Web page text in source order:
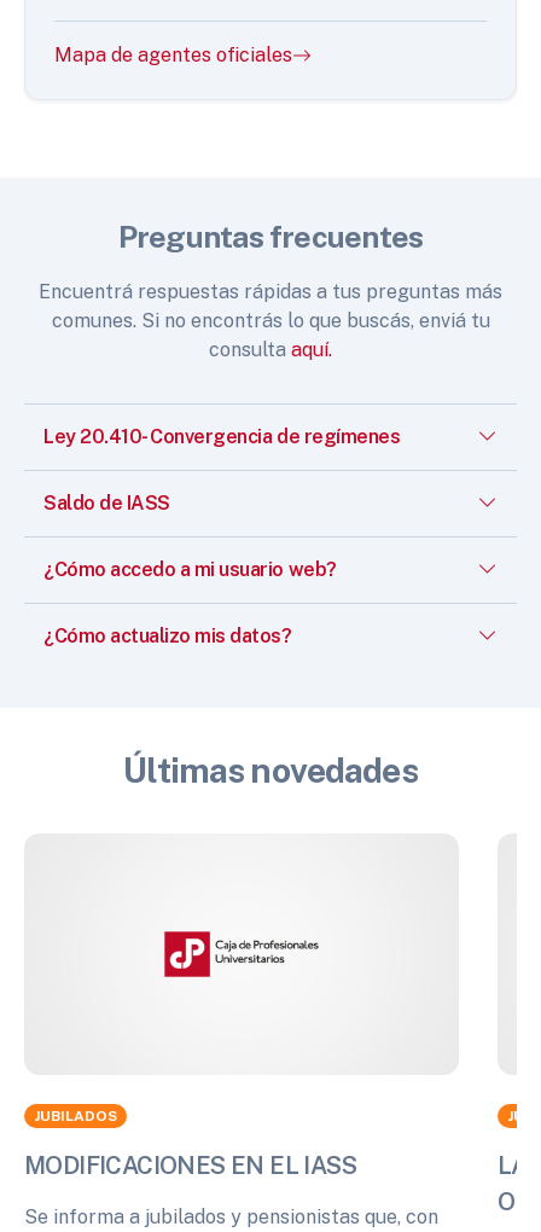
Mapa de agentes oficiales
Preguntas frecuentes
Encuentrá respuestas rápidas a tus preguntas más
comunes. Si no encontrás lo que buscás, enviá tu
consulta aquí.
Ley 20.410- Convergencia de regímenes
Saldo de IASS
¿Cómo accedo a mi usuario web?
¿Cómo actualizo mis datos?
Últimas novedades
JUBILADOS
MODIFICACIONES EN EL IASS
Se informa a jubilados y pensionistas que, con
LA